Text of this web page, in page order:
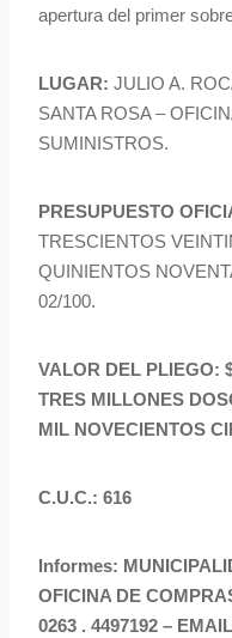
apertura del primer
LUGAR: JULIO A.
SANTA ROSA –
SUMINISTROS.
PRESUPUESTO
TRESCIENTOS
QUINIENTOS
02/100.
VALOR DEL PLIEGO:
TRES MILLONES
MIL NOVECIENTOS
C.U.C.: 616
Informes:
OFICINA DE
0263 . 4497192 –